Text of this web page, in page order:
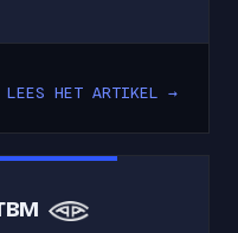
LEES HET ARTIKEL →